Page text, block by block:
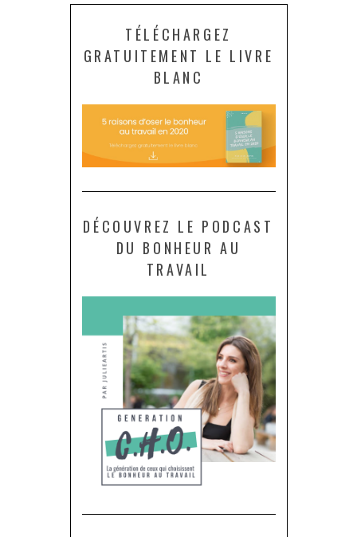
TÉLÉCHARGEZ
GRATUITEMENT LE LIVRE
BLANC
DÉCOUVREZ LE PODCAST
DU BONHEUR AU
TRAVAIL